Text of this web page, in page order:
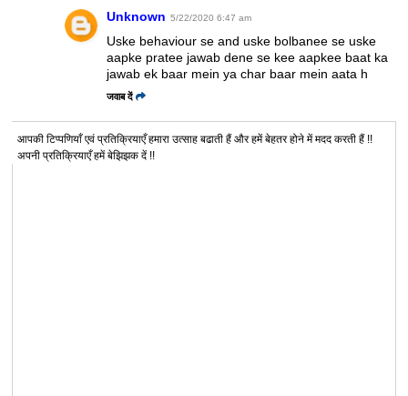
Unknown 5/22/2020 6:47 am
Uske behaviour se and uske bolbanee se uske
aapke pratee jawab dene se kee aapkee baat ka
jawab ek baar mein ya char baar mein aata h
जवाब दें
आपकी टिप्पणियाँ एवं प्रतिक्रियाएँ हमारा उत्साह बढाती हैं और हमें बेहतर होने में मदद करती हैं !!
अपनी प्रतिक्रियाएँ हमें बेझिझक दें !!